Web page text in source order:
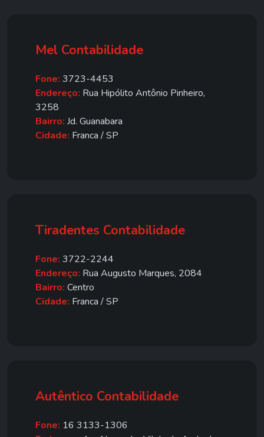
Mel Contabilidade
Fone: 3723-4453
Endereço: Rua Hipólito Antônio Pinheiro,
3258
Bairro: Jd. Guanabara
Cidade: Franca / SP
Tiradentes Contabilidade
Fone: 3722-2244
Endereço: Rua Augusto Marques, 2084
Bairro: Centro
Cidade: Franca / SP
Autêntico Contabilidade
Fone: 16 3133-1306